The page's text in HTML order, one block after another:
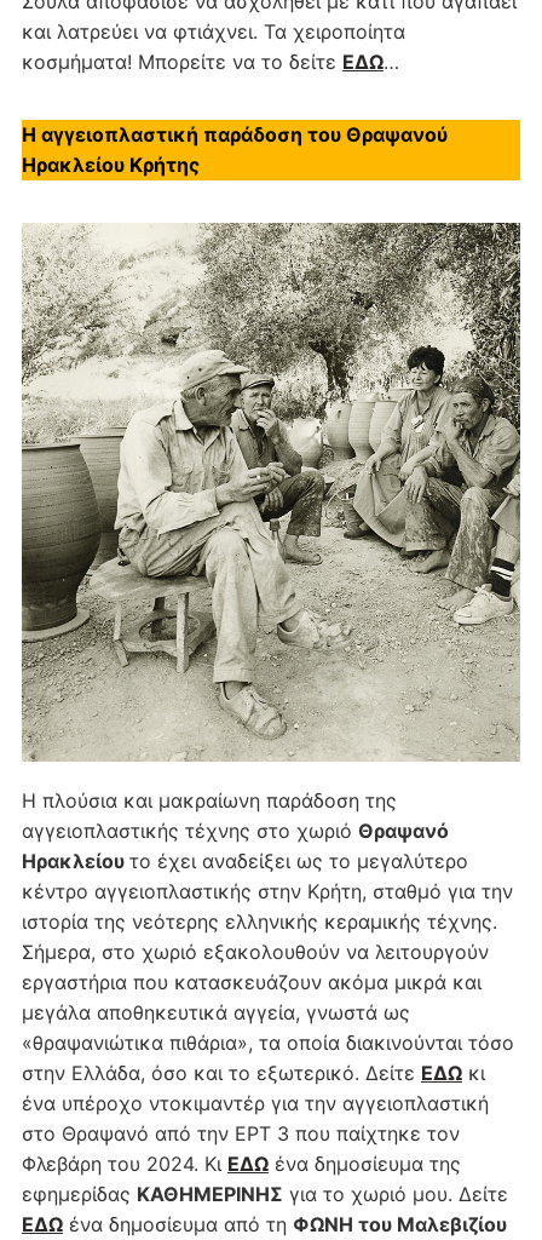
και λατρεύει να φτιάχνει. Τα χειροποίητα
κοσμήματα! Μπορείτε να το δείτε ΕΔΩ…
Η αγγειοπλαστική παράδοση του Θραψανού
Ηρακλείου Κρήτης
Η πλούσια και μακραίωνη παράδοση της
αγγειοπλαστικής τέχνης στο χωριό Θραψανό
Ηρακλείου το έχει αναδείξει ως το μεγαλύτερο
κέντρο αγγειοπλαστικής στην Κρήτη, σταθμό για την
ιστορία της νεότερης ελληνικής κεραμικής τέχνης.
Σήμερα, στο χωριό εξακολουθούν να λειτουργούν
εργαστήρια που κατασκευάζουν ακόμα μικρά και
μεγάλα αποθηκευτικά αγγεία, γνωστά ως
«θραψανιώτικα πιθάρια», τα οποία διακινούνται τόσο
στην Ελλάδα, όσο και το εξωτερικό. Δείτε ΕΔΩκι
ένα υπέροχο ντοκιμαντέρ για την αγγειοπλαστική
στο Θραψανό από την ΕΡΤ 3 που παίχτηκε τον
Φλεβάρη του 2024. Κι ΕΔΩένα δημοσίευμα της
εφημερίδας ΚΑΘΗΜΕΡΙΝΗΣ για το χωριό μου. Δείτε
ΕΔΩένα δημοσίευμα από τη ΦΩΝΗ του Μαλεβιζίου